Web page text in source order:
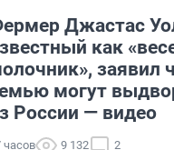
Джастас
как
заявил
могут
России — видео
часов 9 132 2